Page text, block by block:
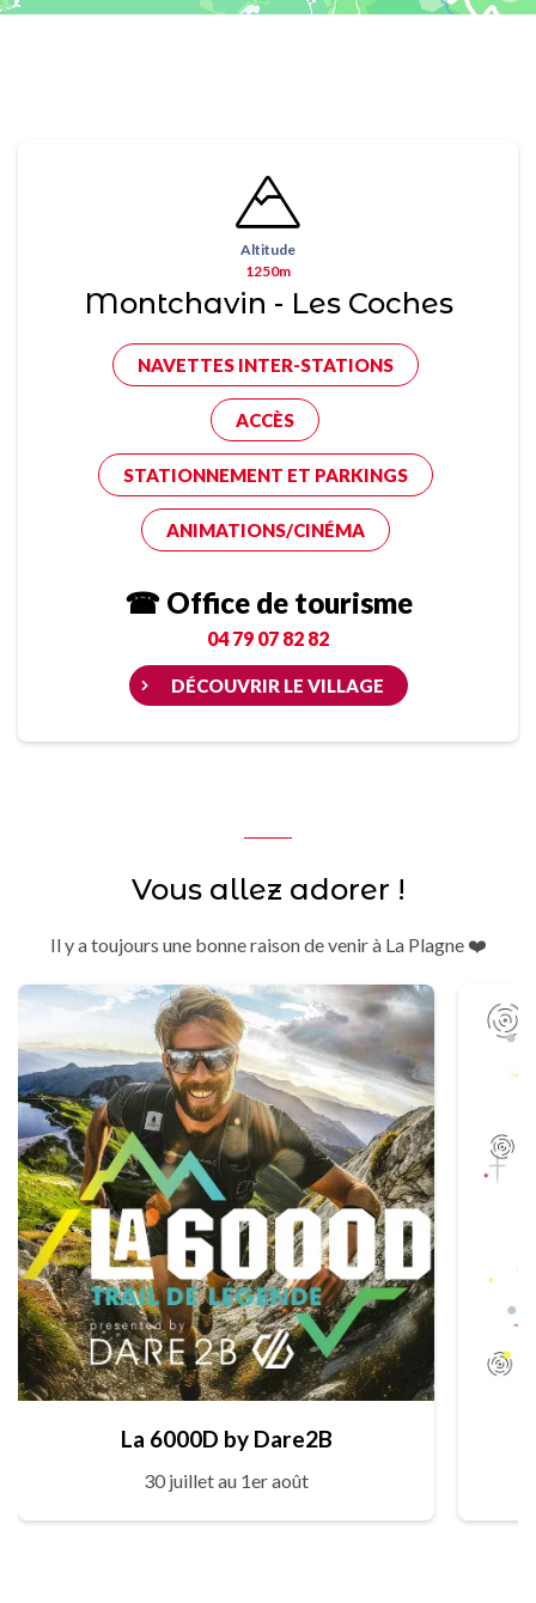
Altitude
1250m
Montchavin - Les Coches
NAVETTES INTER-STATIONS
ACCÈS
STATIONNEMENT ET PARKINGS
ANIMATIONS/CINÉMA
☎ Office de tourisme
04 79 07 82 82
DÉCOUVRIR LE VILLAGE
Vous allez adorer !
Il y a toujours une bonne raison de venir à La Plagne ❤️
La 6000D by Dare2B
30 juillet au 1er août